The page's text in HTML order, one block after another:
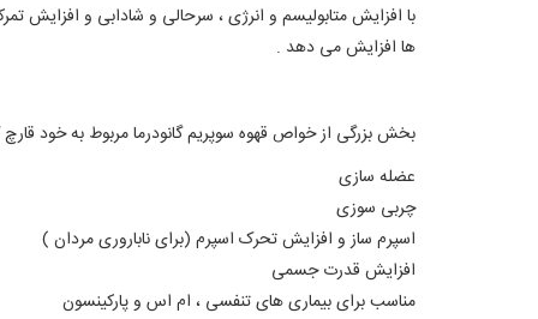
با افزایش متابولیسم و انرژی ، سرحالی و شادابی و افزایش
ها افزایش می دهد .
بخش بزرگی از خواص قهوه سوپریم گانودرما مربوط به خود
عضله سازی
چربی سوزی
اسپرم ساز و افزایش تحرک اسپرم (برای ناباروری مردان )
افزایش قدرت جسمی
مناسب برای بیماری های تنفسی ، ام اس و پارکینسون